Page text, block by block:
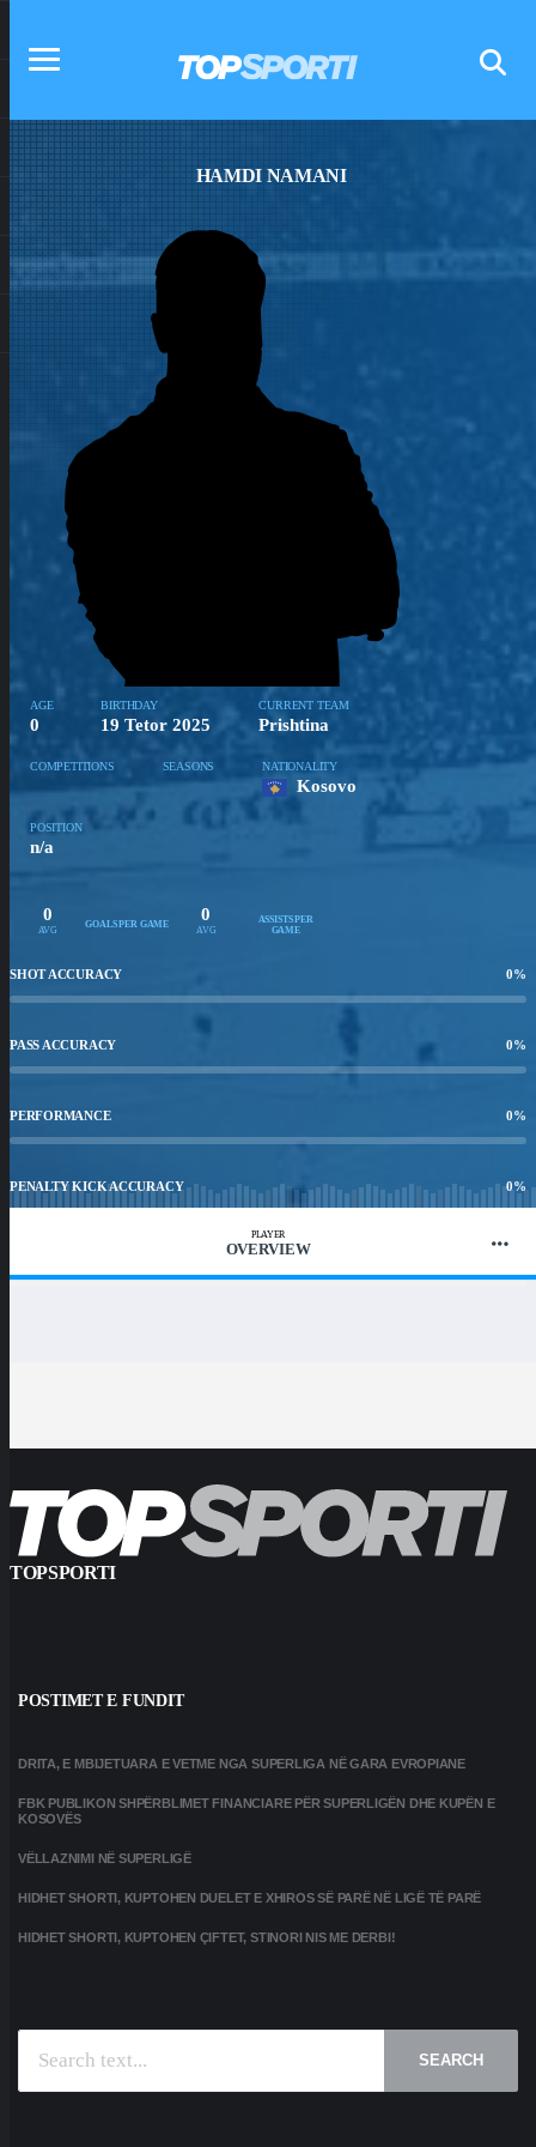
HAMDI NAMANI
AGE
0
BIRTHDAY
19 Tetor 2025
CURRENT TEAM
Prishtina
COMPETITIONS SEASONS NATIONALITY
Kosovo
POSITION
n/a
0
AVG GOALS PER GAME
0
AVG
ASSISTS PER
GAME
SHOT ACCURACY 0%
PASS ACCURACY 0%
PERFORMANCE 0%
PENALTY KICK ACCURACY 0%
PLAYER
OVERVIEW
TOPSPORTI
POSTIMET E FUNDIT
DRITA, E MBIJETUARA E VETME NGA SUPERLIGA NË GARA EVROPIANE
FBK PUBLIKON SHPËRBLIMET FINANCIARE PËR SUPERLIGËN DHE KUPËN E
KOSOVËS
VËLLAZNIMI NË SUPERLIGË
HIDHET SHORTI, KUPTOHEN DUELET E XHIROS SË PARË NË LIGË TË PARË
HIDHET SHORTI, KUPTOHEN ÇIFTET, STINORI NIS ME DERBI!
SEARCH